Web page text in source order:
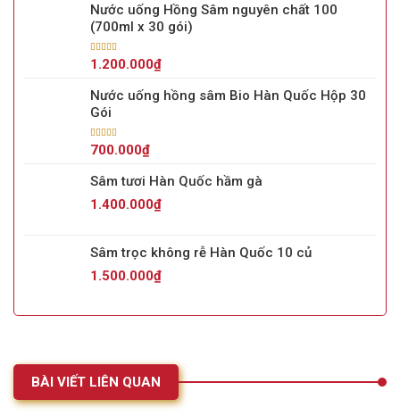
Nước uống Hồng Sâm nguyên chất 100
(700ml x 30 gói)
Được xếp
sao
1.200.000₫
Nước uống hồng sâm Bio Hàn Quốc Hộp 30
Gói
Được xếp
sao
700.000₫
Sâm tươi Hàn Quốc hầm gà
1.400.000₫
Sâm trọc không rễ Hàn Quốc 10 củ
1.500.000₫
BÀI VIẾT LIÊN QUAN